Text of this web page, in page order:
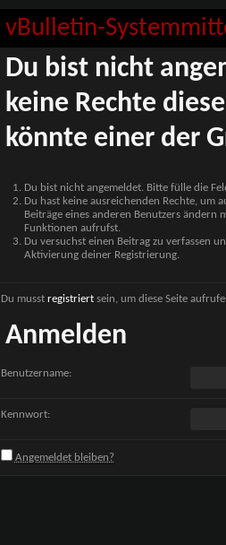
vBulletin-
Du bist nicht
keine Rechte
könnte einer der
Du bist nicht angemeldet. Bitte fülle die
Du hast keine ausreichenden Rechte, um
Beiträge eines anderen Benutzers
Funktionen aufrufst.
Du versuchst einen Beitrag zu verfassen
Aktivierung deiner Registrierung.
Du musst registriertsein, um diese Seite
Anmelden
Benutzername:
Kennwort:
Angemeldet bleiben?